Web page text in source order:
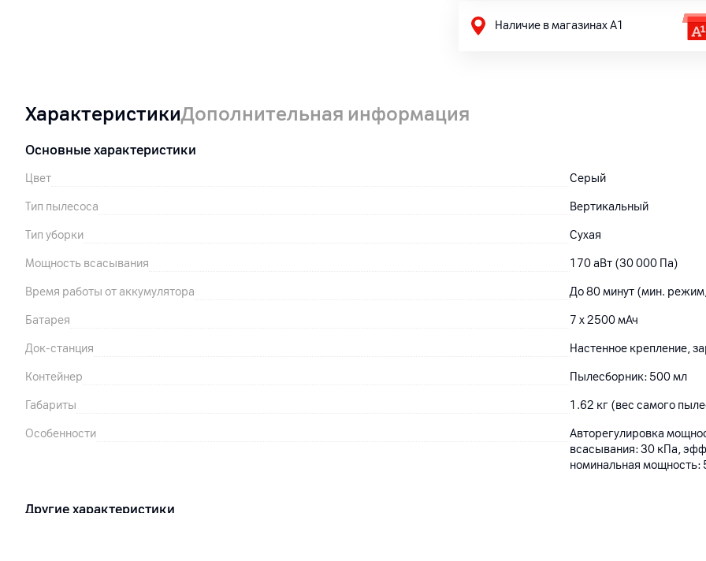
Наличие в магазинах А1
ХарактеристикиДополнительная информация
Основные характеристики
Цвет Серый
Тип пылесоса Вертикальный
Тип уборки Сухая
Мощность всасывания 170 аВт (30 000 Па)
Время работы от аккумулятора До 80 минут (мин.
Батарея 7 х 2500 мАч
Док-станция Настенное крепление,
Контейнер Пылесборник: 500 мл
Габариты 1.62 кг (вес самого
Особенности
Авторегулировка
всасывания: 30 кПа,
номинальная мощность:
Другие характеристики